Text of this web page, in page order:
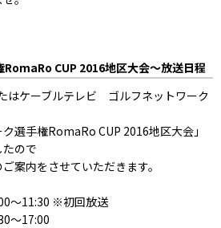
CUP 2016地区大会～放送日程
はケーブルテレビ ゴルフネットワーク
ク選手権RomaRo CUP 2016地区大会」
ので
案内をさせていただきます。
～11:30 ※初回放送
～17:00